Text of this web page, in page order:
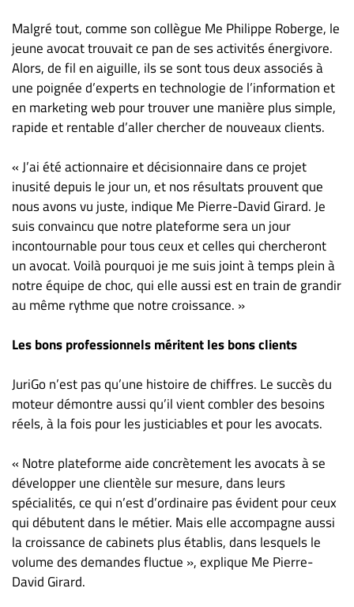
Malgré tout, comme son collègue Me Philippe Roberge, le
jeune avocat trouvait ce pan de ses activités énergivore.
Alors, de fil en aiguille, ils se sont tous deux associés à
une poignée d’experts en technologie de l’information et
en marketing web pour trouver une manière plus simple,
rapide et rentable d’aller chercher de nouveaux clients.
« J’ai été actionnaire et décisionnaire dans ce projet
inusité depuis le jour un, et nos résultats prouvent que
nous avons vu juste, indique Me Pierre-David Girard. Je
suis convaincu que notre plateforme sera un jour
incontournable pour tous ceux et celles qui chercheront
un avocat. Voilà pourquoi je me suis joint à temps plein à
notre équipe de choc, qui elle aussi est en train de grandir
au même rythme que notre croissance. »
Les bons professionnels méritent les bons clients
JuriGo n’est pas qu’une histoire de chiffres. Le succès du
moteur démontre aussi qu’il vient combler des besoins
réels, à la fois pour les justiciables et pour les avocats.
« Notre plateforme aide concrètement les avocats à se
développer une clientèle sur mesure, dans leurs
spécialités, ce qui n’est d’ordinaire pas évident pour ceux
qui débutent dans le métier. Mais elle accompagne aussi
la croissance de cabinets plus établis, dans lesquels le
volume des demandes fluctue », explique Me Pierre-
David Girard.